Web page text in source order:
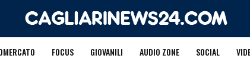
FOCUS GIOVANILI AUDIO ZONE SOCIAL